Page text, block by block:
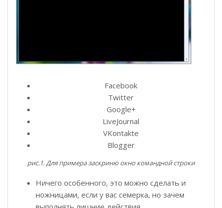
Facebook
Twitter
Google+
LiveJournal
VKontakte
Blogger
рис.1. Для примера заскриню окно командной строки
Ничего особенного, это можно сделать и
ножницами, если у вас семерка, но зачем